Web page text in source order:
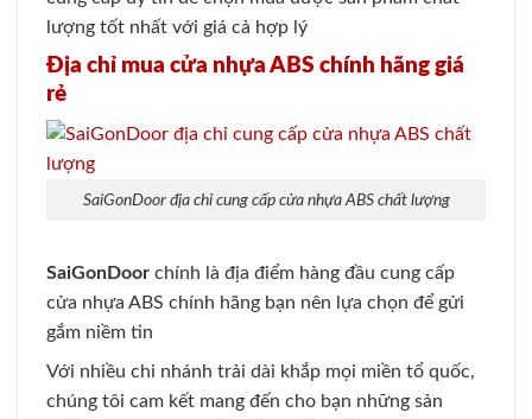
lượng tốt nhất với giá cả hợp lý
Địa chỉ mua cửa nhựa ABS chính hãng giá
rẻ
SaiGonDoor địa chỉ cung cấp cửa nhựa ABS chất lượng
SaiGonDoor chính là địa điểm hàng đầu cung cấp
cửa nhựa ABS chính hãng bạn nên lựa chọn để gửi
gắm niềm tin
Với nhiều chi nhánh trải dài khắp mọi miền tổ quốc,
chúng tôi cam kết mang đến cho bạn những sản